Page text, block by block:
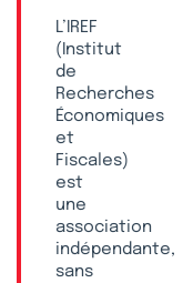
L’IREF
(Institut
de
Recherches
Économiques
et
Fiscales)
est
une
association
indépendante,
sans